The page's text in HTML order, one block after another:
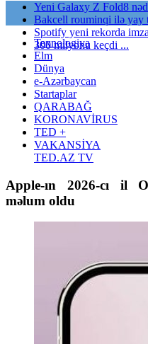
Yeni Galaxy Z Fold8
Bakcell rouminqi ilə yay
Spotify yeni rekorda
300 milyonu keçdi ...
Texnologiya
Elm
Dünya
e-Azərbaycan
Startaplar
QARABAĞ
KORONAVİRUS
TED +
VAKANSİYA
TED.AZ TV
Apple-ın 2026-cı il
məlum oldu